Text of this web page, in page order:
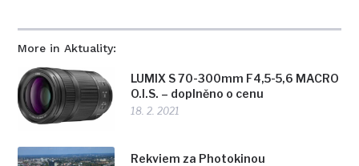
More in Aktuality:
LUMIX S 70-300mm F4,5-5,6 MACRO
O.I.S. – doplněno o cenu
18. 2. 2021
Rekviem za Photokinou